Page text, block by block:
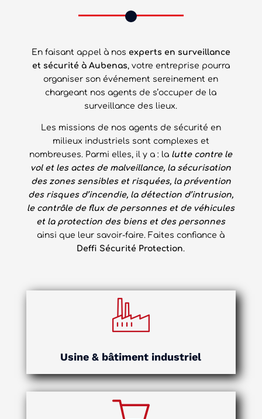
En faisant appel à nos experts en surveillance
et sécurité à Aubenas, votre entreprise pourra
organiser son événement sereinement en
chargeant nos agents de s’occuper de la
surveillance des lieux.
Les missions de nos agents de sécurité en
milieux industriels sont complexes et
nombreuses. Parmi elles, il y a : la lutte contre le
vol et les actes de malveillance, la sécurisation
des zones sensibles et risquées, la prévention
des risques d’incendie, la détection d’intrusion,
le contrôle de flux de personnes et de véhicules
et la protection des biens et des personnes
ainsi que leur savoir-faire. Faites confiance à
Deffi Sécurité Protection.
Usine & bâtiment industriel